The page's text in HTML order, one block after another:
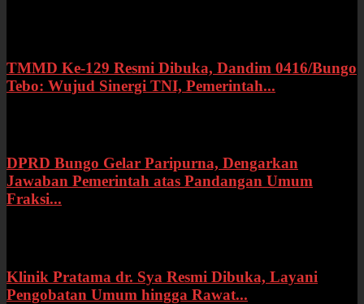
TMMD Ke-129 Resmi Dibuka, Dandim 0416/Bungo
Tebo: Wujud Sinergi TNI, Pemerintah...
DPRD Bungo Gelar Paripurna, Dengarkan
Jawaban Pemerintah atas Pandangan Umum
Fraksi...
Klinik Pratama dr. Sya Resmi Dibuka, Layani
Pengobatan Umum hingga Rawat...